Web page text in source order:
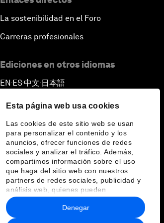
Esta página web usa cookies
Las cookies de este sitio web se usan
para personalizar el contenido y los
anuncios, ofrecer funciones de redes
sociales y analizar el tráfico. Además,
compartimos información sobre el uso
que haga del sitio web con nuestros
partners de redes sociales, publicidad y
análisis web, quienes pueden
combinarla con otra información que les
haya proporcionado o que hayan
recopilado a partir del uso que haya
Denegar
La sostenibilidad en el Foro
Carreras profesionales
Ediciones en otros idiomas
EN ▪ ES▪中文▪ 日本語